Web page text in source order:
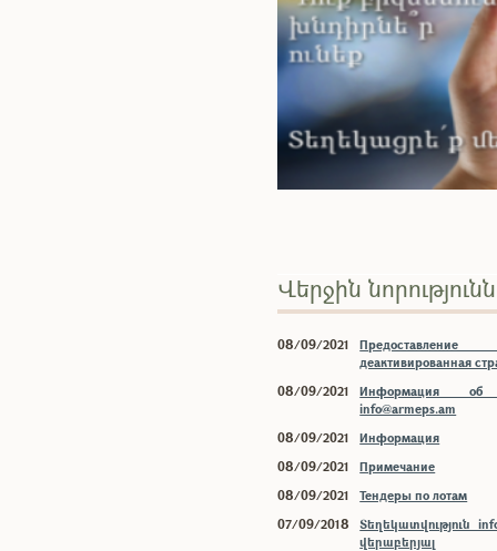
Վերջին
08/09/2021
деактивированная
08/09/2021
Информация об
info@armeps.am
08/09/2021
Информация
08/09/2021
Примечание
08/09/2021
Тендеры по лотам
07/09/2018
Տեղեկատվություն
վերաբերյալ